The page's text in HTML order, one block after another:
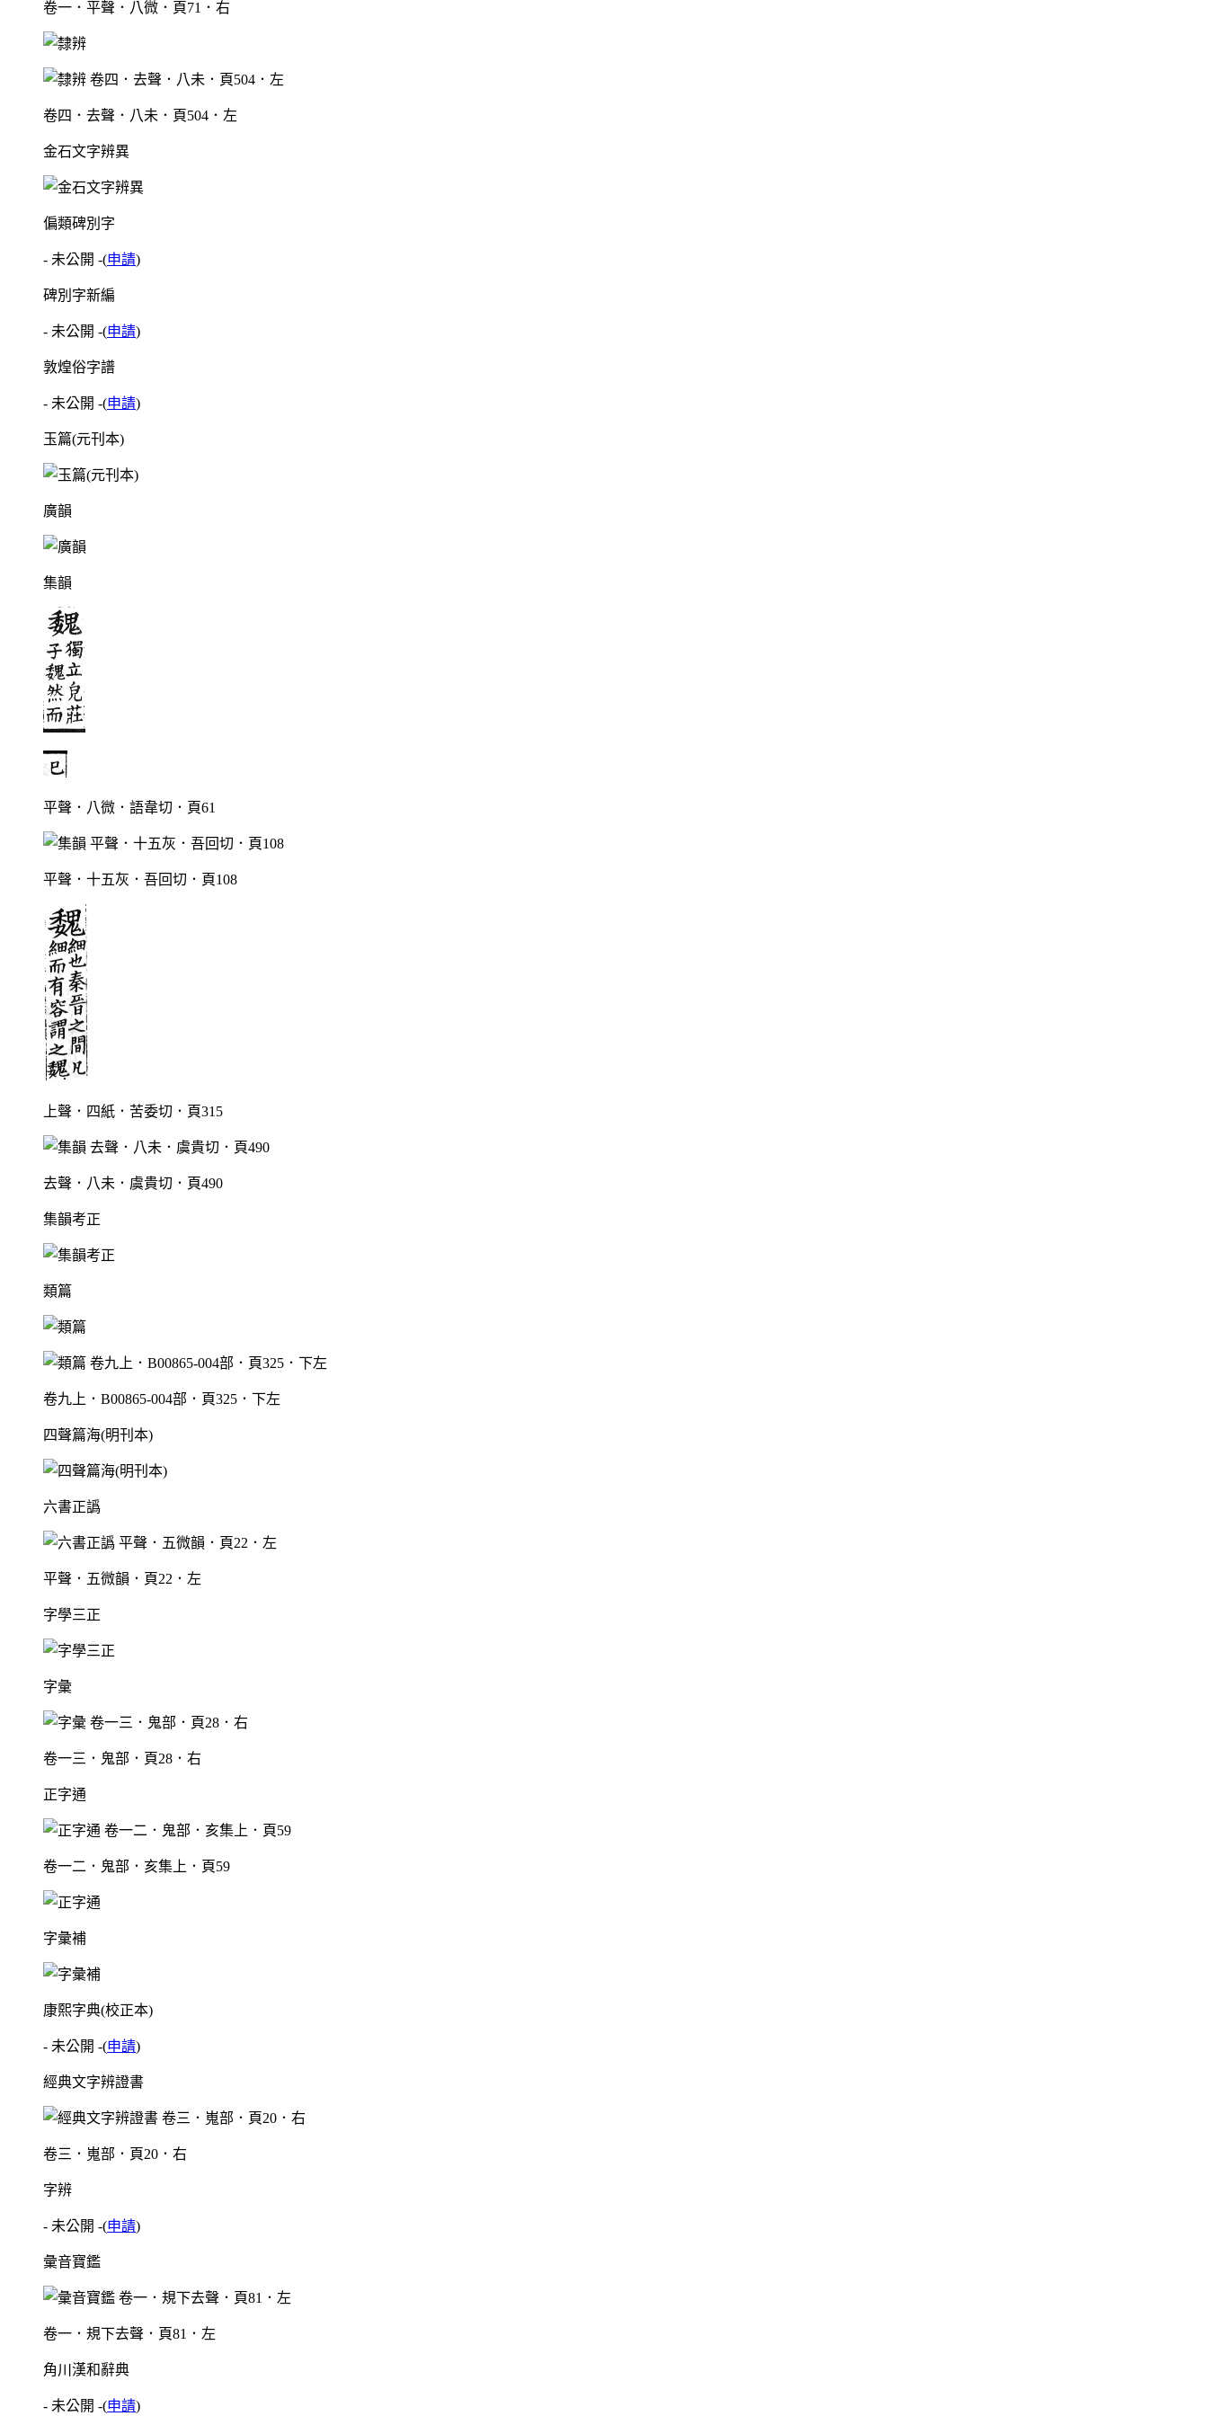
卷一．平聲．八微．頁71．右
卷四．去聲．八未．頁504．左
金石文字辨異
偏類碑別字
- 未公開 -(申請)
碑別字新編
- 未公開 -(申請)
敦煌俗字譜
- 未公開 -(申請)
玉篇(元刊本)
廣韻
集韻
平聲．八微．語韋切．頁61
平聲．十五灰．吾回切．頁108
上聲．四紙．苦委切．頁315
去聲．八未．虞貴切．頁490
集韻考正
類篇
卷九上．B00865-004部．頁325．下左
四聲篇海(明刊本)
六書正譌
平聲．五微韻．頁22．左
字學三正
字彙
卷一三．鬼部．頁28．右
正字通
卷一二．鬼部．亥集上．頁59
字彙補
康熙字典(校正本)
- 未公開 -(申請)
經典文字辨證書
卷三．嵬部．頁20．右
字辨
- 未公開 -(申請)
彙音寶鑑
卷一．規下去聲．頁81．左
角川漢和辭典
- 未公開 -(申請)